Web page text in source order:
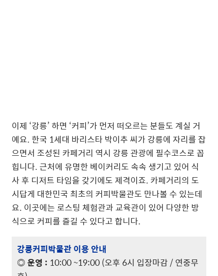
이제 ‘강릉’ 하면 ‘커피’가 먼저 떠오르는 분들도 계실 거
예요. 한국 1세대 바리스타 박이추 씨가 강릉에 자리를 잡
으면서 조성된 카페거리 역시 강릉 관광에 필수코스로 꼽
힙니다. 근처에 유명한 베이커리도 속속 생기고 있어 식
사 후 디저트 타임을 갖기에도 제격이죠. 카페거리의 도
시답게 대한민국 최초의 커피박물관도 만나볼 수 있는데
요. 이곳에는 로스팅 체험관과 교육관이 있어 다양한 방
식으로 커피를 즐길 수 있다고 합니다.
강릉커피박물관 이용 안내
◎ 운영 : 10:00 ~19:00 (오후 6시 입장마감 / 연중무